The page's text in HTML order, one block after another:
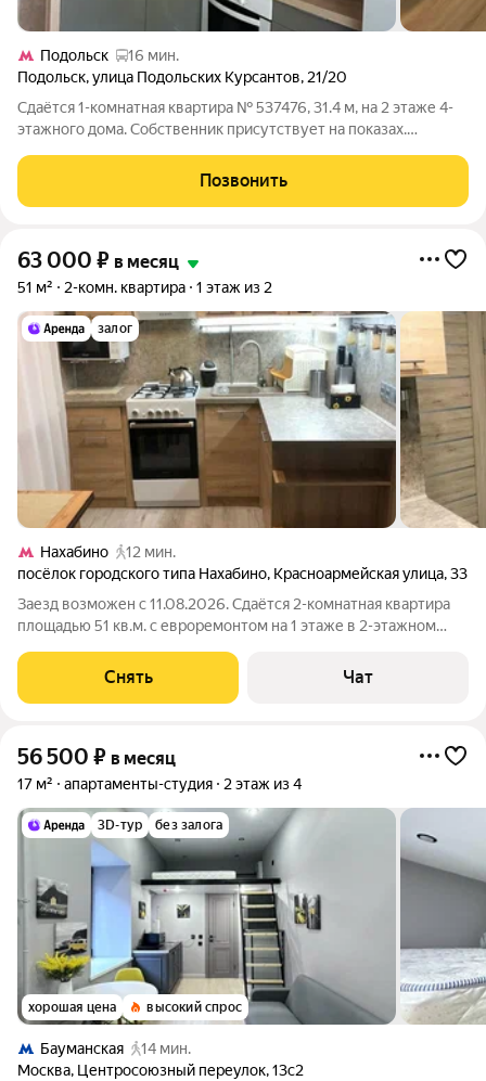
Подольск
16 мин.
Подольск,улица Подольских Курсантов, 21/20
Сдаётся 1-комнатная квартира № 537476, 31.4 м, на 2 этаже 4-
этажного дома. Собственник присутствует на показах.
оплачиваются отдельно. По условиям проживания: можно с
детьми, можно с питомцами. Срок
Позвонить
63 000 ₽ в месяц
51 м² 2-комн. квартира 1 этаж из 2
залог
Нахабино
12 мин.
посёлок городского типа Нахабино, Красноармейская улица,33
Заезд возможен с 11.08.2026. Сдаётся 2-комнатная квартира
площадью 51 кв.м. с евроремонтом на 1 этаже в 2-этажном
Газовая плита с духовым шкафом Стиральная машина
Снять Чат
56 500 ₽ в месяц
17 м² апартаменты-студия 2 этаж из 4
3D-тур без залога
хорошая цена высокий спрос
Бауманская
14 мин.
Москва, Центросоюзный переулок,13с2